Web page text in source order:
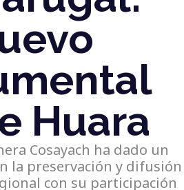
Huara
Cosayach ha dado un
la preservación y difusión
con su participación